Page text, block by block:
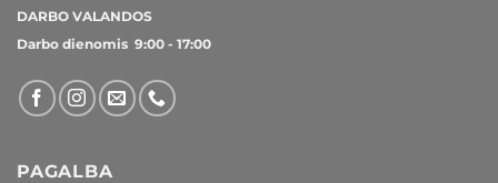
DARBO VALANDOS
Darbo dienomis 9:00 - 17:00
PAGALBA